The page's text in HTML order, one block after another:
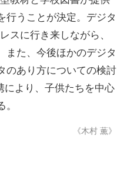
行うことが決定。デジタ
スに行き来しながら、
また、今後ほかのデジタ
のあり方についての検討
により、子供たちを中心
《木村 薫》